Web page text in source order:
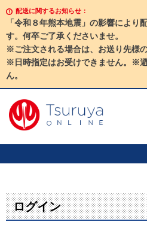
配送に関するお知らせ：
「令和８年熊本地震」の影響により
す。何卒ご了承くださいませ。
※ご注文される場合は、お送り先様
※日時指定はお受けできません。※
ん。
ログイン